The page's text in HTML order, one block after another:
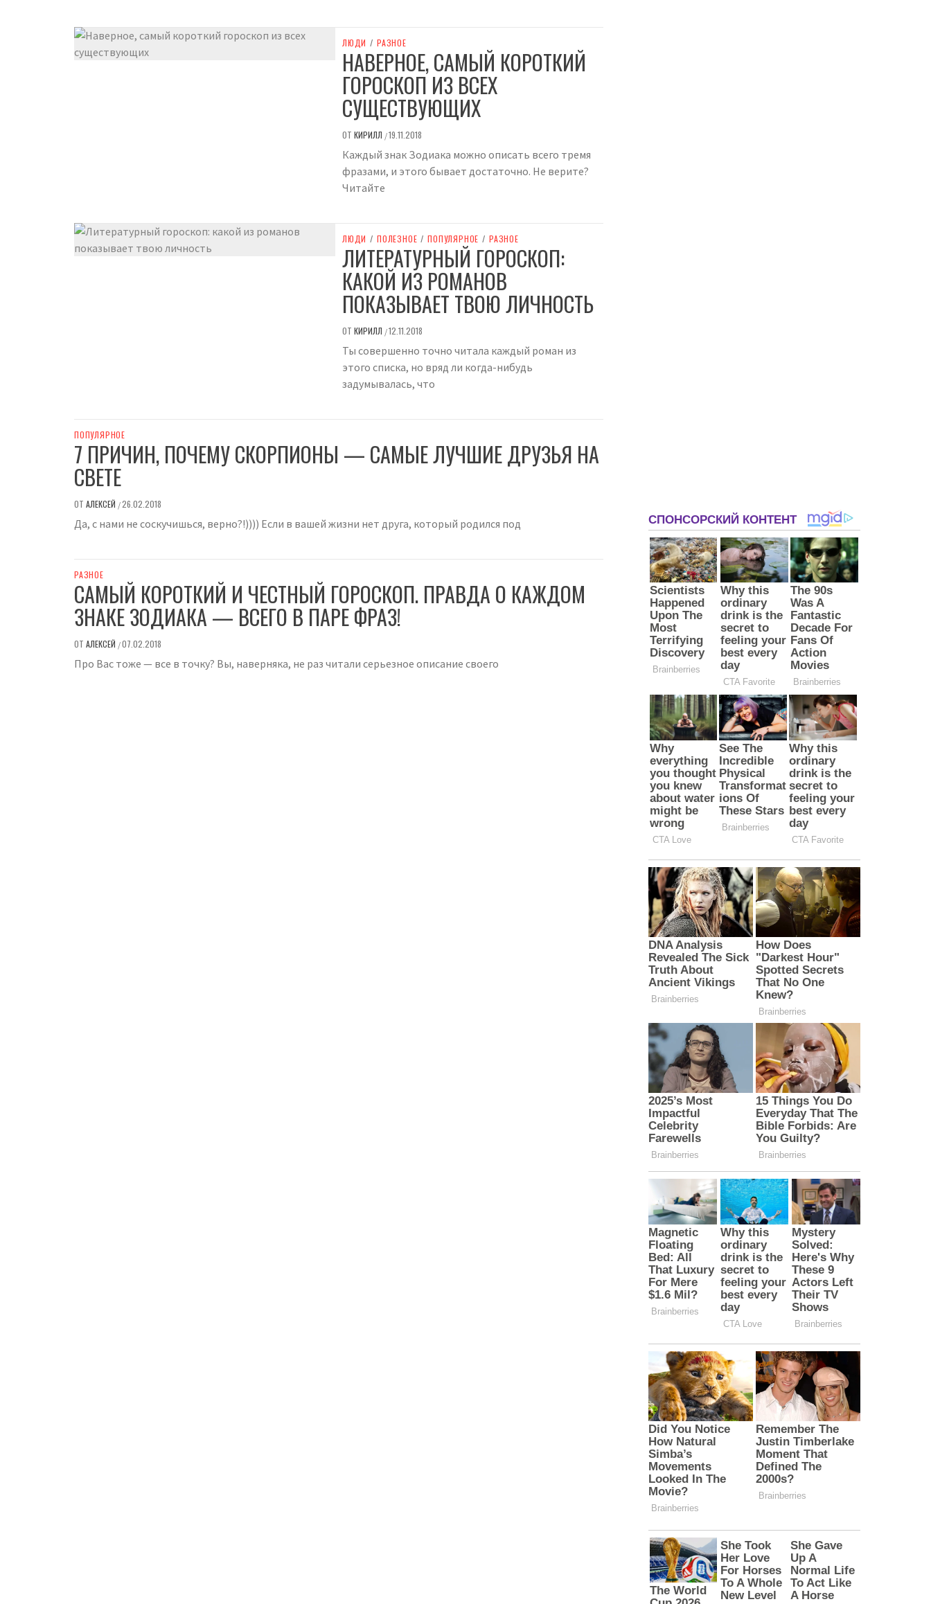
ЛЮДИ / РАЗНОЕ
НАВЕРНОЕ, САМЫЙ КОРОТКИЙ
ГОРОСКОП ИЗ ВСЕХ
СУЩЕСТВУЮЩИХ
ОТ КИРИЛЛ /19.11.2018
Каждый знак Зодиака можно описать всего тремя
фразами, и этого бывает достаточно. Не верите?
Читайте
ЛЮДИ / ПОЛЕЗНОЕ / ПОПУЛЯРНОЕ / РАЗНОЕ
ЛИТЕРАТУРНЫЙ ГОРОСКОП:
КАКОЙ ИЗ РОМАНОВ
ПОКАЗЫВАЕТ ТВОЮ ЛИЧНОСТЬ
ОТ КИРИЛЛ /12.11.2018
Ты совершенно точно читала каждый роман из
этого списка, но вряд ли когда-нибудь
задумывалась, что
ПОПУЛЯРНОЕ
7 ПРИЧИН, ПОЧЕМУ СКОРПИОНЫ — САМЫЕ ЛУЧШИЕ ДРУЗЬЯ НА
СВЕТЕ
ОТ АЛЕКСЕЙ /26.02.2018
Да, с нами не соскучишься, верно?!)))) Если в вашей жизни нет друга, который родился под
РАЗНОЕ
САМЫЙ КОРОТКИЙ И ЧЕСТНЫЙ ГОРОСКОП. ПРАВДА О КАЖДОМ
ЗНАКЕ ЗОДИАКА — ВСЕГО В ПАРЕ ФРАЗ!
ОТ АЛЕКСЕЙ /07.02.2018
Про Вас тоже — все в точку? Вы, наверняка, не раз читали серьезное описание своего